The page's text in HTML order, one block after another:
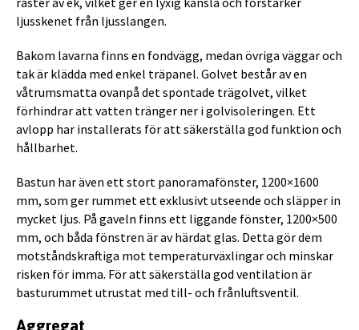
ljusskenet från ljusslangen.
Bakom lavarna finns en fondvägg, medan övriga väggar och
tak är klädda med enkel träpanel. Golvet består av en
våtrumsmatta ovanpå det spontade trägolvet, vilket
förhindrar att vatten tränger ner i golvisoleringen. Ett
avlopp har installerats för att säkerställa god funktion och
hållbarhet.
Bastun har även ett stort panoramafönster, 1200×1600
mm, som ger rummet ett exklusivt utseende och släpper in
mycket ljus. På gaveln finns ett liggande fönster, 1200×500
mm, och båda fönstren är av härdat glas. Detta gör dem
motståndskraftiga mot temperaturväxlingar och minskar
risken för imma. För att säkerställa god ventilation är
basturummet utrustat med till- och frånluftsventil.
Aggregat